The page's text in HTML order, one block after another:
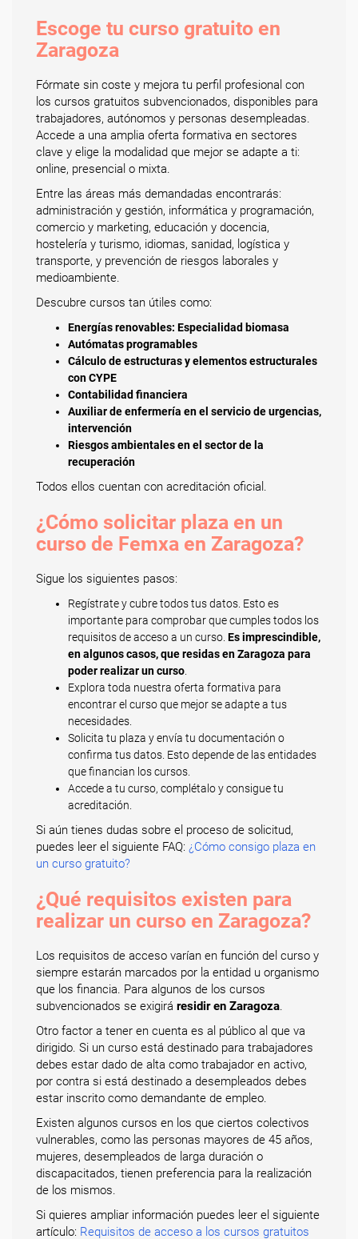
Escoge tu curso gratuito en
Zaragoza
Fórmate sin coste y mejora tu perfil profesional con
los cursos gratuitos subvencionados, disponibles para
trabajadores, autónomos y personas desempleadas.
Accede a una amplia oferta formativa en sectores
clave y elige la modalidad que mejor se adapte a ti:
online, presencial o mixta.
Entre las áreas más demandadas encontrarás:
administración y gestión, informática y programación,
comercio y marketing, educación y docencia,
hostelería y turismo, idiomas, sanidad, logística y
transporte, y prevención de riesgos laborales y
medioambiente.
Descubre cursos tan útiles como:
Energías renovables: Especialidad biomasa
Autómatas programables
Cálculo de estructuras y elementos estructurales
con CYPE
Contabilidad financiera
Auxiliar de enfermería en el servicio de urgencias,
intervención
Riesgos ambientales en el sector de la
recuperación
Todos ellos cuentan con acreditación oficial.
¿Cómo solicitar plaza en un
curso de Femxa en Zaragoza?
Sigue los siguientes pasos:
Regístrate y cubre todos tus datos. Esto es
importante para comprobar que cumples todos los
requisitos de acceso a un curso. Es imprescindible,
en algunos casos, que residas en Zaragoza para
poder realizar un curso
Explora toda nuestra oferta formativa para
encontrar el curso que mejor se adapte a tus
necesidades.
Solicita tu plaza y envía tu documentación o
confirma tus datos. Esto depende de las entidades
que financian los cursos.
Accede a tu curso, complétalo y consigue tu
acreditación.
Si aún tienes dudas sobre el proceso de solicitud,
puedes leer el siguiente FAQ: ¿Cómo consigo plaza en
un curso gratuito?
¿Qué requisitos existen para
realizar un curso en Zaragoza?
Los requisitos de acceso varían en función del curso y
siempre estarán marcados por la entidad u organismo
que los financia. Para algunos de los cursos
subvencionados se exigirá residir en Zaragoza.
Otro factor a tener en cuenta es al público al que va
dirigido. Si un curso está destinado para trabajadores
debes estar dado de alta como trabajador en activo,
por contra si está destinado a desempleados debes
estar inscrito como demandante de empleo.
Existen algunos cursos en los que ciertos colectivos
vulnerables, como las personas mayores de 45 años,
mujeres, desempleados de larga duración o
discapacitados, tienen preferencia para la realización
de los mismos.
Si quieres ampliar información puedes leer el siguiente
artículo: Requisitos de acceso a los cursos gratuitos